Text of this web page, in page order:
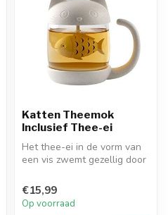
Katten Theemok
Inclusief Thee-ei
Het thee-ei in de vorm van
een vis zwemt gezellig door
€15,99
Op voorraad